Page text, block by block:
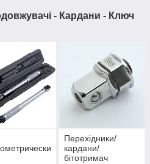
- Кардани - Ключ
Перехідники/
кардани/
бітотримач